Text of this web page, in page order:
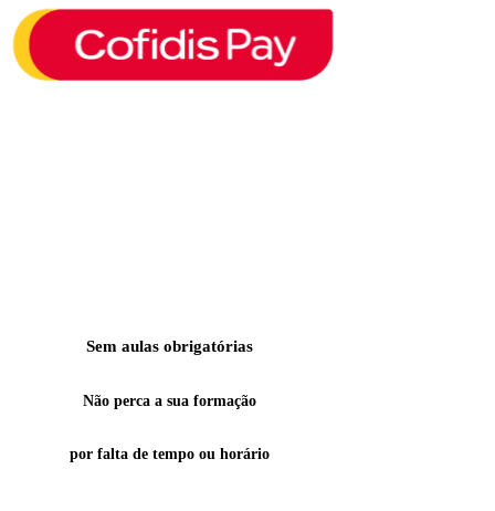
Sem aulas obrigatórias
Não perca a sua formação
por falta de tempo ou horário